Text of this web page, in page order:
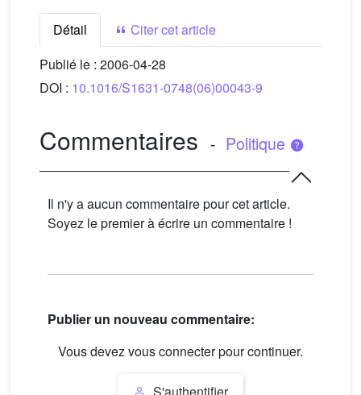
Détail
Citer cet article
Publié le : 2006-04-28
DOI : 10.1016/S1631-0748(06)00043-9
Commentaires - Politique
Il n'y a aucun commentaire pour cet article.
Soyez le premier à écrire un commentaire !
Publier un nouveau commentaire:
Vous devez vous connecter pour continuer.